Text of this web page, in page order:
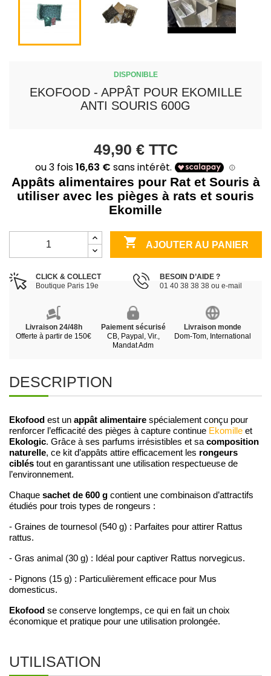
DISPONIBLE
EKOFOOD - APPÂT POUR EKOMILLE
ANTI SOURIS 600G
49,90 € TTC
Appâts alimentaires pour Rat et Souris à
utiliser avec les pièges à rats et souris
Ekomille
 AJOUTER AU PANIER
CLICK & COLLECT
Boutique Paris 19e
BESOIN D’AIDE ?
01 40 38 38 38 ou e-mail
Livraison 24/48h
Offerte à partir de 150€
Paiement sécurisé
CB, Paypal, Vir.,
Mandat Adm
Livraison monde
Dom-Tom, International
DESCRIPTION
Ekofood est un appât alimentaire spécialement conçu pour
renforcer l’efficacité des pièges à capture continue Ekomille et
Ekologic. Grâce à ses parfums irrésistibles et sacomposition
naturelle, ce kit d’appâts attire efficacement les rongeurs
ciblés tout en garantissant une utilisation respectueuse de
l’environnement.
Chaque sachet de 600 g contient une combinaison d’attractifs
étudiés pour trois types de rongeurs :
- Graines de tournesol (540 g) : Parfaites pour attirer Rattus
rattus.
- Gras animal (30 g) : Idéal pour captiver Rattus norvegicus.
- Pignons (15 g) : Particulièrement efficace pour Mus
domesticus.
Ekofood se conserve longtemps, ce qui en fait un choix
économique et pratique pour une utilisation prolongée.
UTILISATION